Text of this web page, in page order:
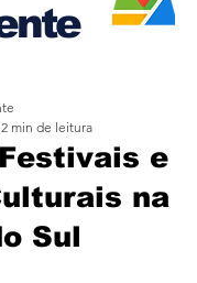
e
na
Sul
2 min de leitura